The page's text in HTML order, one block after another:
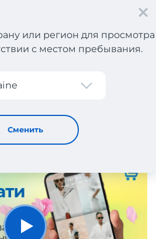
или регион для просмотра
с местом пребывания.
Сменить
Lefties и доставлять товары из